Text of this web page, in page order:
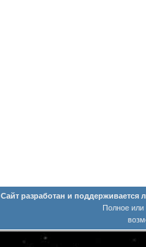
Сайт разработан и поддерживается
Полное или